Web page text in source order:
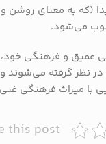
(که به معنای
می‌شود.
عمیق و فرهنگی
در نظر گرفته می‌شوند
با میراث فرهنگی
this post